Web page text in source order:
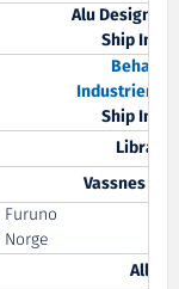
Alu Design/
Ship
Beha-
Industrier
Ship
Libra
Vassnes
Furuno
Norge